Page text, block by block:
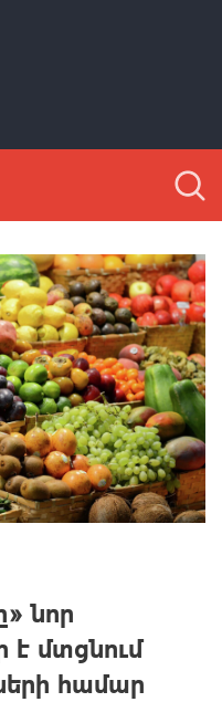
նոր
մտցնում
համար